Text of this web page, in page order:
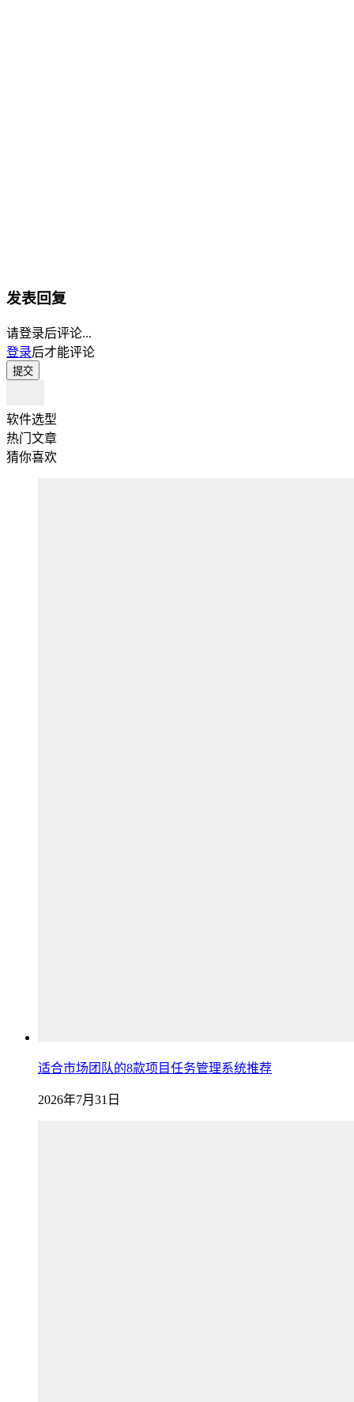
发表回复
请登录后评论...
登录后才能评论
提交
软件选型
热门文章
猜你喜欢
适合市场团队的8款项目任务管理系统推荐
2026年7月31日